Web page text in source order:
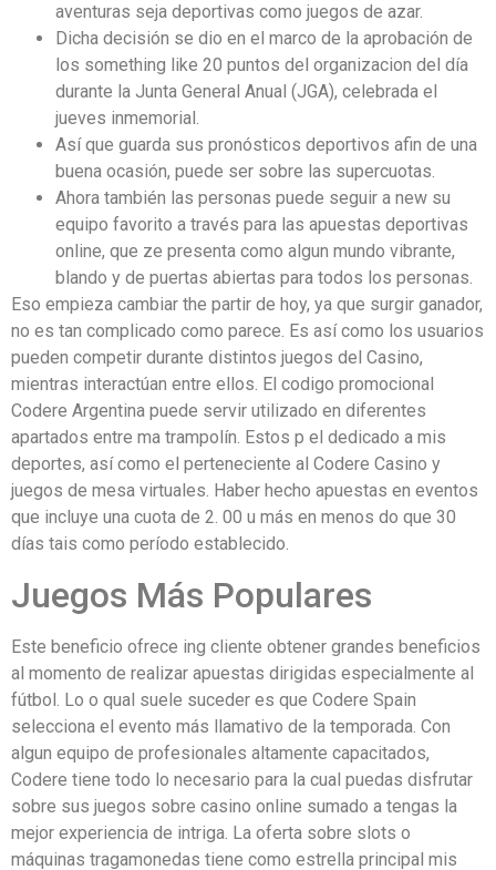
aventuras seja deportivas como juegos de azar.
Dicha decisión se dio en el marco de la aprobación de
los something like 20 puntos del organizacion del día
durante la Junta General Anual (JGA), celebrada el
jueves inmemorial.
Así que guarda sus pronósticos deportivos afin de una
buena ocasión, puede ser sobre las supercuotas.
Ahora también las personas puede seguir a new su
equipo favorito a través para las apuestas deportivas
online, que ze presenta como algun mundo vibrante,
blando y de puertas abiertas para todos los personas.
Eso empieza cambiar the partir de hoy, ya que surgir ganador,
no es tan complicado como parece. Es así como los usuarios
pueden competir durante distintos juegos del Casino,
mientras interactúan entre ellos. El codigo promocional
Codere Argentina puede servir utilizado en diferentes
apartados entre ma trampolín. Estos p el dedicado a mis
deportes, así como el perteneciente al Codere Casino y
juegos de mesa virtuales. Haber hecho apuestas en eventos
que incluye una cuota de 2. 00 u más en menos do que 30
días tais como período establecido.
Juegos Más Populares
Este beneficio ofrece ing cliente obtener grandes beneficios
al momento de realizar apuestas dirigidas especialmente al
fútbol. Lo o qual suele suceder es que Codere Spain
selecciona el evento más llamativo de la temporada. Con
algun equipo de profesionales altamente capacitados,
Codere tiene todo lo necesario para la cual puedas disfrutar
sobre sus juegos sobre casino online sumado a tengas la
mejor experiencia de intriga. La oferta sobre slots o
máquinas tragamonedas tiene como estrella principal mis